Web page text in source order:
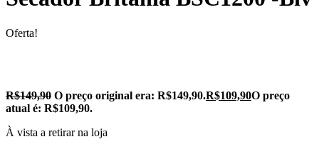
Oferta!
R$149,90 O preço original era: R$149,90.R$109,90O preço
atual é: R$109,90.
À vista a retirar na loja